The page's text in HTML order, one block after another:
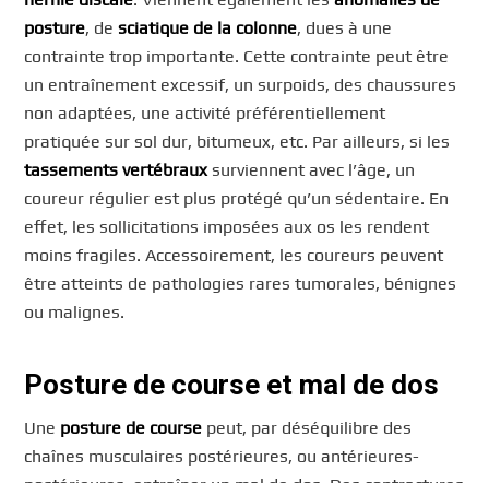
posture, desciatique de la colonne, dues à une
contrainte trop importante. Cette contrainte peut être
un entraînement excessif, un surpoids, des chaussures
non adaptées, une activité préférentiellement
pratiquée sur sol dur, bitumeux, etc. Par ailleurs, si les
tassements vertébraux surviennent avec l’âge, un
coureur régulier est plus protégé qu’un sédentaire. En
effet, les sollicitations imposées aux os les rendent
moins fragiles. Accessoirement, les coureurs peuvent
être atteints de pathologies rares tumorales, bénignes
ou malignes.
Posture de course et mal de dos
Une posture de course peut, par déséquilibre des
chaînes musculaires postérieures, ou antérieures-